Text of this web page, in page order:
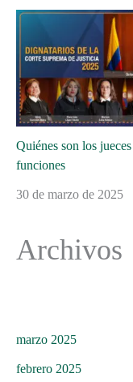
Quiénes son los
funciones
30 de marzo de 2025
Archivos
marzo 2025
febrero 2025